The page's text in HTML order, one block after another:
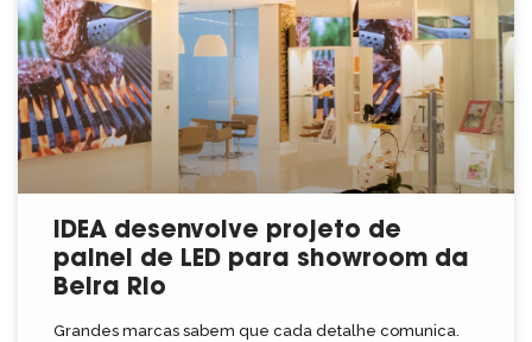
IDEA desenvolve projeto de
painel de LED para showroom da
Beira Rio
Grandes marcas sabem que cada detalhe comunica.